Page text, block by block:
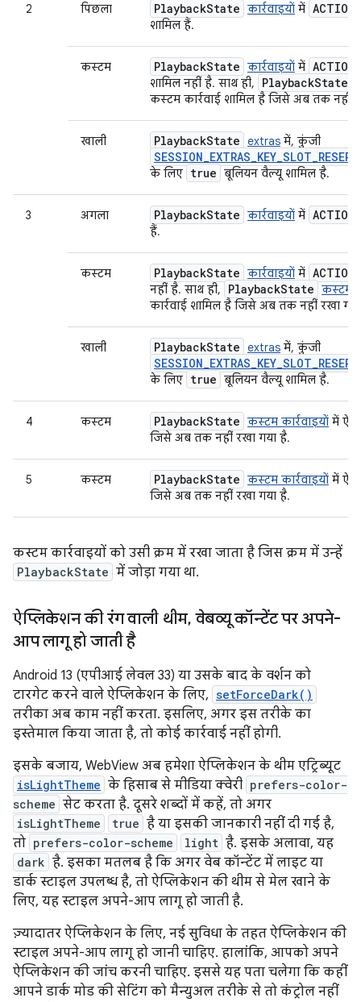
2 पिछला PlaybackState कार्रवाइयों में ACTION
शामिल हैं.
कस्टम PlaybackState कार्रवाइयों में ACTION
शामिल नहीं है. साथ ही, PlaybackState
कस्टम कार्रवाई शामिल है जिसे अब तक नहीं
खाली PlaybackState extras में, कुंजी
के लिए true बूलियन वैल्यू शामिल है.
3 अगला PlaybackState कार्रवाइयों में ACTION
हैं.
कस्टम PlaybackState कार्रवाइयों में ACTION
नहीं है. साथ ही, PlaybackState कस्टम
कार्रवाई शामिल है जिसे अब तक नहीं रखा
खाली PlaybackState extras में, कुंजी
के लिए true बूलियन वैल्यू शामिल है.
4 कस्टम PlaybackState कस्टम कार्रवाइयों में
जिसे अब तक नहीं रखा गया है.
5 कस्टम PlaybackState कस्टम कार्रवाइयों में
जिसे अब तक नहीं रखा गया है.
कस्टम कार्रवाइयों को उसी क्रम में रखा जाता है जिस क्रम में उन्हें
PlaybackState में जोड़ा गया था.
ऐप्लिकेशन की रंग वाली थीम, वेबव्यू कॉन्टेंट पर अपने-
आप लागू हो जाती है
Android 13 (एपीआई लेवल 33) या उसके बाद के वर्शन को
टारगेट करने वाले ऐप्लिकेशन के लिए, setForceDark()
तरीका अब काम नहीं करता. इसलिए, अगर इस तरीके का
इस्तेमाल किया जाता है, तो कोई कार्रवाई नहीं होगी.
इसके बजाय, WebView अब हमेशा ऐप्लिकेशन के थीम एट्रिब्यूट
isLightTheme के हिसाब से मीडिया क्वेरी prefers-color-
scheme सेट करता है. दूसरे शब्दों में कहें, तो अगर
isLightTheme true है या इसकी जानकारी नहीं दी गई है,
तो prefers-color-scheme light है. इसके अलावा, यह
dark है. इसका मतलब है कि अगर वेब कॉन्टेंट में लाइट या
डार्क स्टाइल उपलब्ध है, तो ऐप्लिकेशन की थीम से मेल खाने के
लिए, यह स्टाइल अपने-आप लागू हो जाती है.
ज़्यादातर ऐप्लिकेशन के लिए, नई सुविधा के तहत ऐप्लिकेशन की
स्टाइल अपने-आप लागू हो जानी चाहिए. हालांकि, आपको अपने
ऐप्लिकेशन की जांच करनी चाहिए. इससे यह पता चलेगा कि कहीं
आपने डार्क मोड की सेटिंग को मैन्युअल तरीके से तो कंट्रोल नहीं